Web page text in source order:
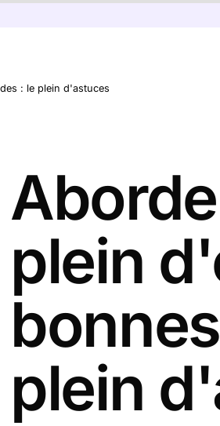
: le plein d'astuces
plein
plein